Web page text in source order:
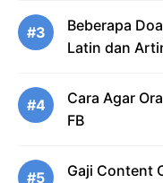
#3
Beberapa
Latin dan
#4
Cara Agar
FB
#5
Gaji Content